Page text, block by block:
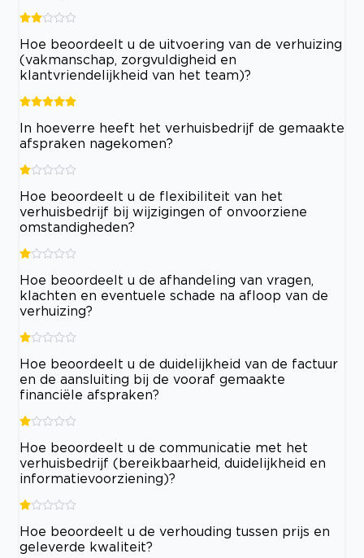
Hoe beoordeelt u de uitvoering van de verhuizing
(vakmanschap, zorgvuldigheid en
klantvriendelijkheid van het team)?
In hoeverre heeft het verhuisbedrijf de gemaakte
afspraken nagekomen?
Hoe beoordeelt u de flexibiliteit van het
verhuisbedrijf bij wijzigingen of onvoorziene
omstandigheden?
Hoe beoordeelt u de afhandeling van vragen,
klachten en eventuele schade na afloop van de
verhuizing?
Hoe beoordeelt u de duidelijkheid van de factuur
en de aansluiting bij de vooraf gemaakte
financiële afspraken?
Hoe beoordeelt u de communicatie met het
verhuisbedrijf (bereikbaarheid, duidelijkheid en
informatievoorziening)?
Hoe beoordeelt u de verhouding tussen prijs en
geleverde kwaliteit?